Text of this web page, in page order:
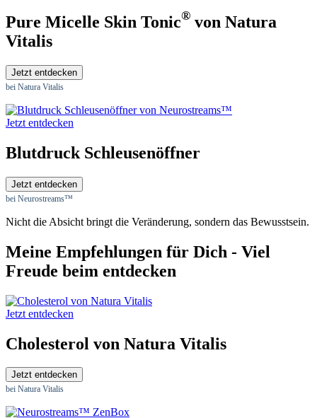
Pure Micelle Skin Tonic® von Natura
Vitalis
Jetzt entdecken
bei Natura Vitalis
Jetzt entdecken
Blutdruck Schleusenöffner
Jetzt entdecken
bei Neurostreams™
Nicht die Absicht bringt die Veränderung, sondern das Bewusstsein.
Meine Empfehlungen für Dich - Viel
Freude beim entdecken
Jetzt entdecken
Cholesterol von Natura Vitalis
Jetzt entdecken
bei Natura Vitalis